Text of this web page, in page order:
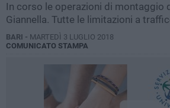
In corso le operazioni di montaggio
Giannella. Tutte le limitazioni a
BARI - MARTEDÌ 3 LUGLIO 2018
COMUNICATO STAMPA